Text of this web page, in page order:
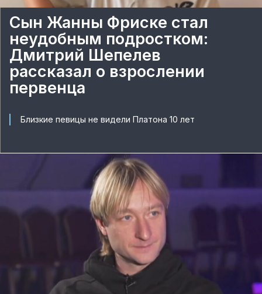
Сын Жанны Фриске стал
неудобным подростком:
Дмитрий Шепелев
рассказал о взрослении
первенца
Близкие певицы не видели Платона 10 лет